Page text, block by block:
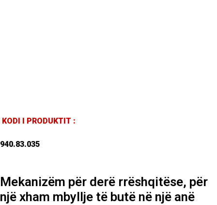
KODI I PRODUKTIT :
940.83.035
Mekanizëm për derë rrëshqitëse, për
një xham mbyllje të butë në një anë